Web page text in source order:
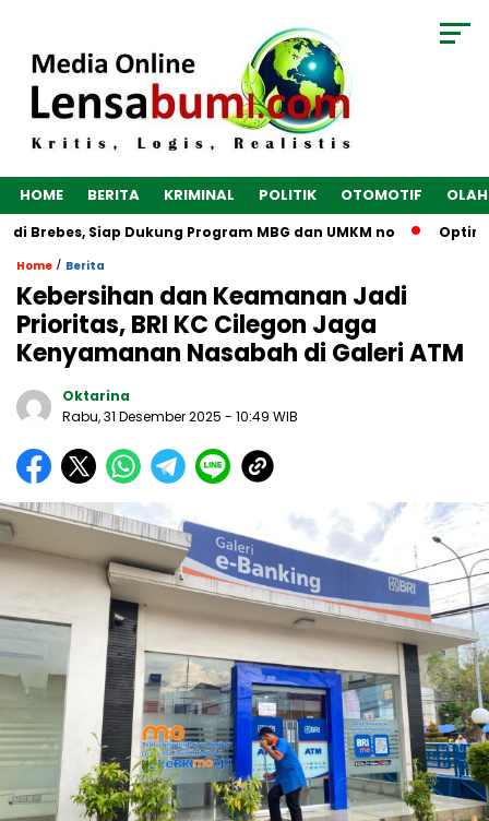
HOME BERITA KRIMINAL POLITIK OTOMOTIF
Siap Dukung Program MBG dan UMKM no
Home / Berita
Kebersihan dan Keamanan Jadi
Prioritas, BRI KC Cilegon Jaga
Kenyamanan Nasabah di Galeri ATM
Oktarina
Rabu, 31 Desember 2025 - 10:49 WIB